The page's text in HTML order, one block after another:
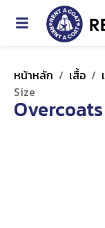
หน้าหลัก / เสื้อ /
Size